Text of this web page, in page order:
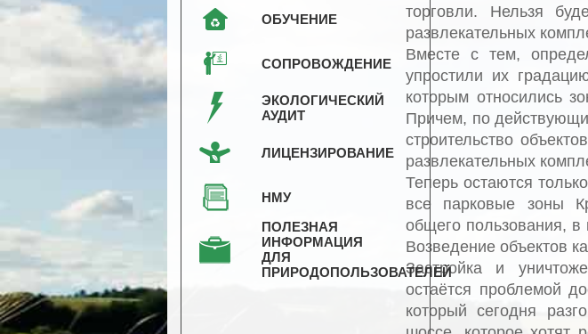
торговли. Нельзя
развлекательных
Вместе с тем,
упростили их
которым относились
Причем, по
строительство
развлекательных
Теперь остаются
все парковые зоны
общего пользования, в
Возведение объектов
Застройка и
остаётся проблемой
который сегодня
ОБУЧЕНИЕ
СОПРОВОЖДЕНИЕ
ЭКОЛОГИЧЕСКИЙ
АУДИТ
ЛИЦЕНЗИРОВАНИЕ
НМУ
ПОЛЕЗНАЯ
ИНФОРМАЦИЯ
ДЛЯ
ПРИРОДОПОЛЬЗОВАТЕЛЕЙ